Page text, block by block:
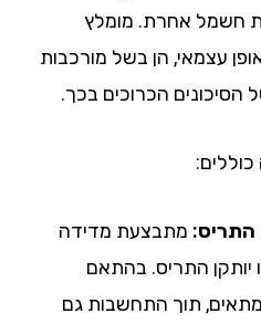
אחרת. מומלץ
הן בשל מורכבות
הכרוכים בכך.
מתבצעת מדידה
התריס. בהתאם
תוך התחשבות גם